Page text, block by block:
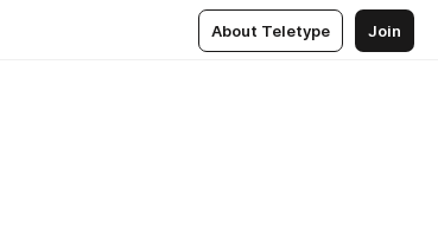
About Teletype Join